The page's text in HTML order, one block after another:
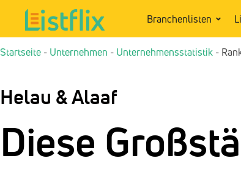
Branchenlisten
Startseite - Unternehmen - Unternehmensstatistik -
Helau & Alaaf
Diese